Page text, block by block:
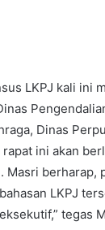
LKPJ kali ini
Dinas
ini akan
berharap,
LKPJ
tegas